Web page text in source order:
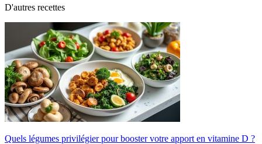
D'autres recettes
Quels légumes privilégier pour booster votre apport en vitamine D ?